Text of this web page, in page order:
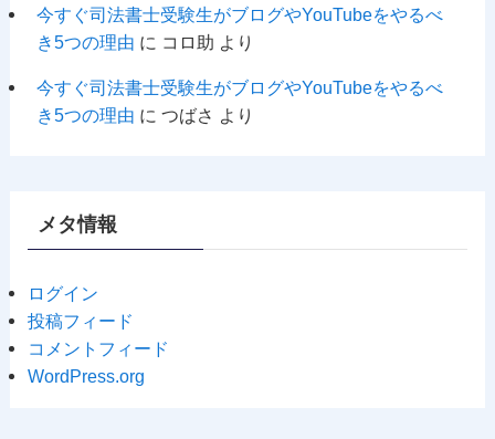
今すぐ司法書士受験生がブログやYouTubeをやるべ
き5つの理由 に コロ助 より
今すぐ司法書士受験生がブログやYouTubeをやるべ
き5つの理由 に つばさ より
メタ情報
ログイン
投稿フィード
コメントフィード
WordPress.org